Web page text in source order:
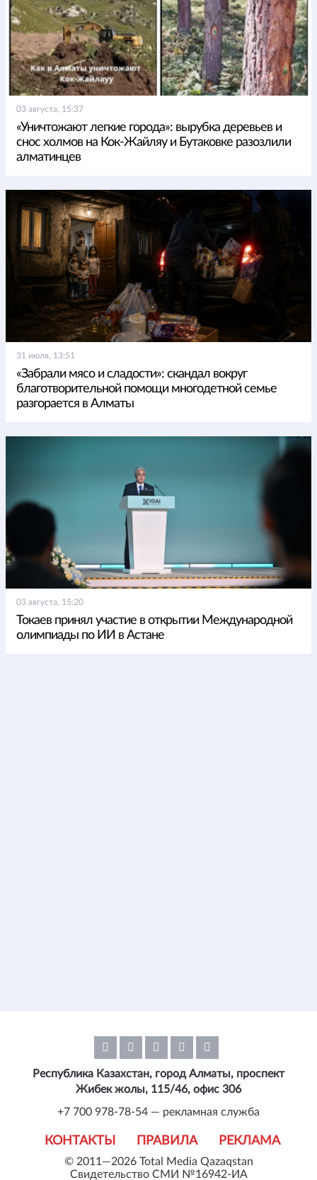
03 августа, 15:37
«Уничтожают легкие города»: вырубка деревьев и
снос холмов на Кок-Жайляу и Бутаковке разозлили
алматинцев
31 июля, 13:51
«Забрали мясо и сладости»: скандал вокруг
благотворительной помощи многодетной семье
разгорается в Алматы
03 августа, 15:20
Токаев принял участие в открытии Международной
олимпиады по ИИ в Астане
© 2011—2026 Total Media Qazaqstan
Свидетельство СМИ №16942-ИА
КОНТАКТЫ ПРАВИЛА РЕКЛАМА
Республика Казахстан, город Алматы, проспект
Жибек жолы, 115/46, офис 306
+7 700 978-78-54 — рекламная служба